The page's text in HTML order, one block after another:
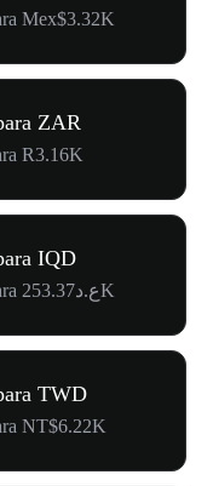
Mex$3.32K
ZAR
R3.16K
IQD
Conversão de 1 NBISON para ع.د253.37K
TWD
NT$6.22K